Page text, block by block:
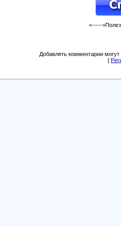
<-----
Добавлять комментарии могут
[